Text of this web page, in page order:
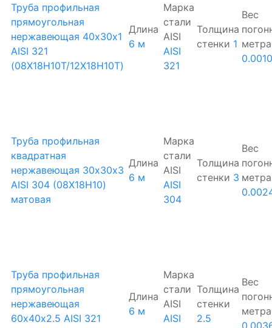
Труба профильная
прямоугольная
нержавеющая 40х30х1
AISI 321
(08Х18Н10Т/12Х18Н10Т)
Длина
6 м
Марка
стали
AISI
AISI
321
Толщина
стенки 1
Вес
метра
Труба профильная
квадратная
нержавеющая 30х30х3
AISI 304 (08Х18Н10)
матовая
Длина
6 м
Марка
стали
AISI
AISI
304
Толщина
стенки 3
Вес
метра
Труба профильная
прямоугольная
нержавеющая
60х40х2.5 AISI 321
Длина
6 м
Марка
стали
AISI
AISI
Толщина
стенки
2.5
Вес
метра